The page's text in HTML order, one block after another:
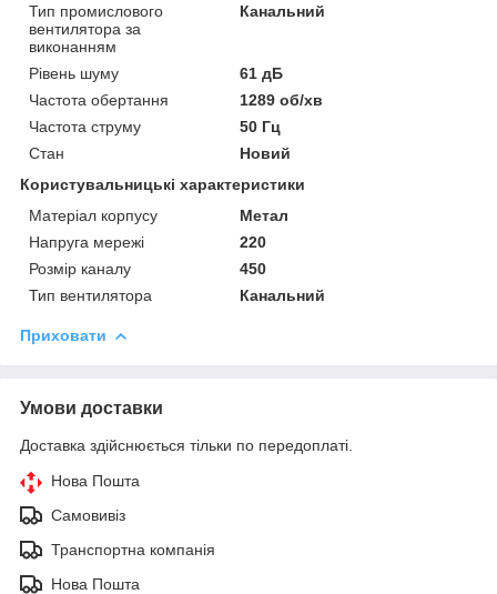
Тип промислового
вентилятора за
виконанням
Канальний
Рівень шуму
61 дБ
Частота обертання
1289 об/хв
Частота струму
50 Гц
Стан
Новий
Користувальницькі характеристики
Матеріал корпусу
Метал
Напруга мережі
220
Розмір каналу
450
Тип вентилятора
Канальний
Приховати
Умови доставки
Доставка здійснюється тільки по передоплаті.
Нова Пошта
Самовивіз
Транспортна компанія
Нова Пошта